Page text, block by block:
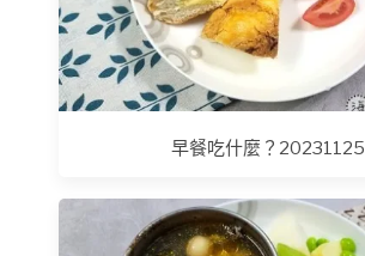
早餐吃什麼？20231125